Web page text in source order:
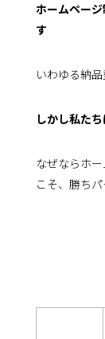
ホームペー
す
いわゆる納
しかし私た
なぜならホ
こそ、勝ち